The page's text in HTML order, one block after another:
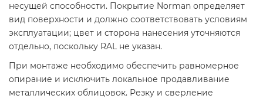
несущей способности. Покрытие Norman определяет
вид поверхности и должно соответствовать условиям
эксплуатации; цвет и сторона нанесения уточняются
отдельно, поскольку RAL не указан.
При монтаже необходимо обеспечить равномерное
опирание и исключить локальное продавливание
металлических облицовок. Резку и сверление